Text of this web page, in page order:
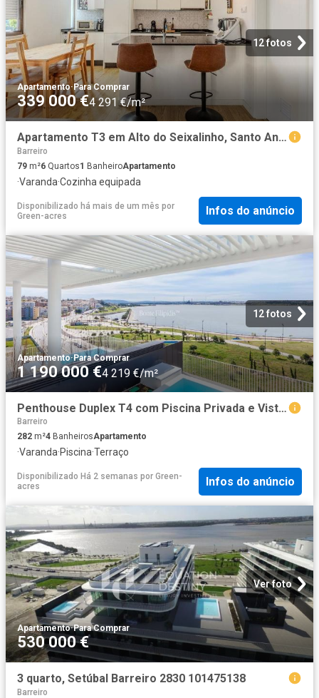
12 fotos
Apartamento·Para Comprar
339 000 €4 291 €/m²
Apartamento T3 em Alto do Seixalinho, Santo André e Verderen. 79m² Barreiro e Verderena
Barreiro
79 m²6 Quartos1 BanheiroApartamento
·Varanda·Cozinha equipada
Disponibilizado há mais de um mês por
Green-acres
Infos do anúncio
12 fotos
Apartamento·Para Comprar
1 190 000 €4 219 €/m²
Penthouse Duplex T4 com Piscina Privada e Vista Rio 282m² Barreiro e Verderena
Barreiro
282 m²4 BanheirosApartamento
·Varanda·Piscina·Terraço
Disponibilizado Há 2 semanas por Green-
acres
Infos do anúncio
Ver foto
Apartamento·Para Comprar
530 000 €
3 quarto, Setúbal Barreiro 2830 101475138
Barreiro